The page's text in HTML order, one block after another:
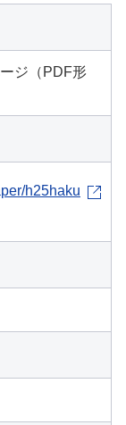
ジ（PDF形
h25haku